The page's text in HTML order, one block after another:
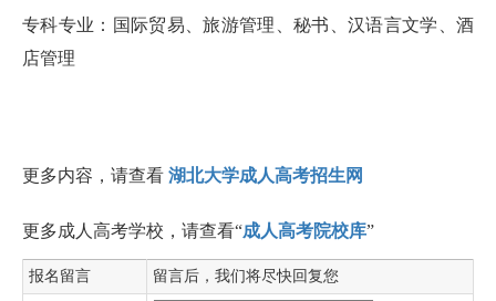
专科专业：国际贸易、旅游管理、秘书、汉语言文学、酒
店管理
更多内容，请查看 湖北大学成人高考招生网
更多成人高考学校，请查看“成人高考院校库”
报名留言 留言后，我们将尽快回复您